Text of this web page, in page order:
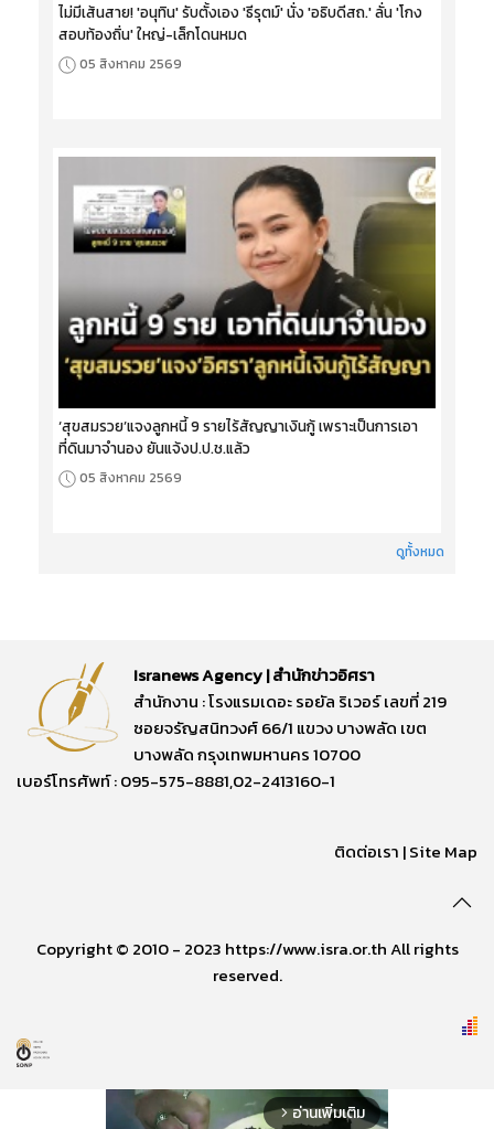
ไม่มีเส้นสาย! 'อนุทิน' รับตั้งเอง 'ธีรุตม์' นั่ง 'อธิบดีสถ.' ลั่น 'โกง
สอบท้องถิ่น' ใหญ่-เล็กโดนหมด
05 สิงหาคม 2569
‘สุขสมรวย’แจงลูกหนี้ 9 รายไร้สัญญาเงินกู้ เพราะเป็นการเอา
ที่ดินมาจำนอง ยันแจ้งป.ป.ช.แล้ว
05 สิงหาคม 2569
ดูทั้งหมด
Isranews Agency | สำนักข่าวอิศรา
สำนักงาน : โรงแรมเดอะ รอยัล ริเวอร์ เลขที่ 219
ซอยจรัญสนิทวงศ์ 66/1 แขวง บางพลัด เขต
บางพลัด กรุงเทพมหานคร 10700
เบอร์โทรศัพท์ : 095-575-8881,02-2413160-1
ติดต่อเรา |Site Map
Copyright © 2010 - 2023 https://www.isra.or.th All rights
reserved.
arrow_forward_ios อ่านเพิ่มเติม